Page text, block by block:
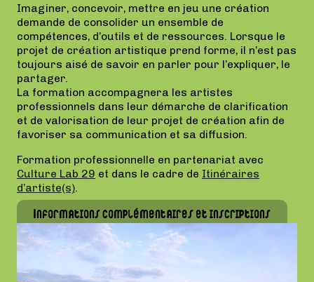
Imaginer, concevoir, mettre en jeu une création
demande de consolider un ensemble de
compétences, d’outils et de ressources. Lorsque le
projet de création artistique prend forme, il n’est pas
toujours aisé de savoir en parler pour l’expliquer, le
partager.
La formation accompagnera les artistes
professionnels dans leur démarche de clarification
et de valorisation de leur projet de création afin de
favoriser sa communication et sa diffusion.
Formation professionnelle en partenariat avec
Culture Lab 29 et dans le cadre de Itinéraires
d’artiste(s).
Informations complémentaires et inscriptions